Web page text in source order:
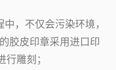
，不仅会污染环境，
胶皮印章采用进口印
行雕刻；